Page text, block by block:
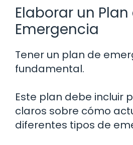
Elaborar un Plan
Emergencia
Tener un plan de
fundamental.
Este plan debe incluir
claros sobre cómo
diferentes tipos de